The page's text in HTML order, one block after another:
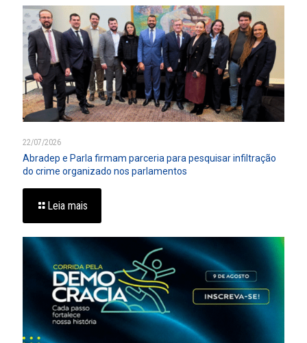
22/07/2026
Abradep e Parla firmam parceria para pesquisar infiltração
do crime organizado nos parlamentos
Leia mais